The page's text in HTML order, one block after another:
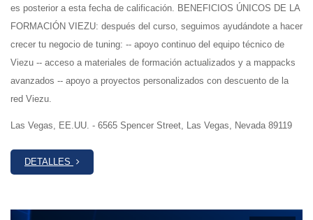
es posterior a esta fecha de calificación. BENEFICIOS ÚNICOS DE LA
FORMACIÓN VIEZU: después del curso, seguimos ayudándote a hacer
crecer tu negocio de tuning: -- apoyo continuo del equipo técnico de
Viezu -- acceso a materiales de formación actualizados y a mappacks
avanzados -- apoyo a proyectos personalizados con descuento de la
red Viezu.
Las Vegas, EE.UU. - 6565 Spencer Street, Las Vegas, Nevada 89119
DETALLES